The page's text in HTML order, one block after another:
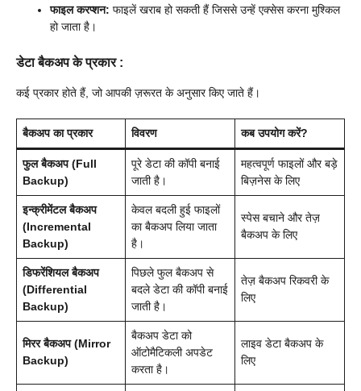
फाइल करप्शन: फाइलें खराब हो सकती हैं जिससे उन्हें एक्सेस करना मुश्किल
हो जाता है।
डेटा बैकअप के प्रकार:
कई प्रकार होते हैं, जो आपकी ज़रूरत के अनुसार किए जाते हैं।
बैकअप का प्रकार विवरण कब उपयोग करें?
फुल बैकअप (Full
Backup)
पूरे डेटा की कॉपी बनाई
जाती है।
महत्वपूर्ण फाइलों और बड़े
बिज़नेस के लिए
इन्क्रीमेंटल बैकअप
(Incremental
Backup)
केवल बदली हुई फाइलों
का बैकअप लिया जाता
है।
स्पेस बचाने और तेज़
बैकअप के लिए
डिफरेंशियल बैकअप
(Differential
Backup)
पिछले फुल बैकअप से
बदले डेटा की कॉपी बनाई
जाती है।
तेज़ बैकअप रिकवरी के
लिए
मिरर बैकअप (Mirror
Backup)
बैकअप डेटा को
ऑटोमैटिकली अपडेट
करता है।
लाइव डेटा बैकअप के
लिए